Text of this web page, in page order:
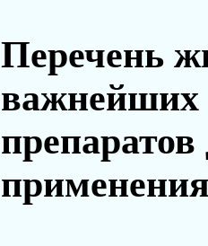
Перечень
важнейших